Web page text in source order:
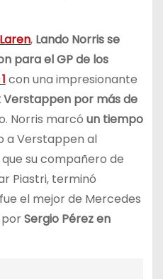
, Lando Norris se
para el GP de los
con una impresionante
Verstappen por más de
Norris marcó un tiempo
a Verstappen al
su compañero de
Piastri, terminó
el mejor de Mercedes
porSergio Pérez en